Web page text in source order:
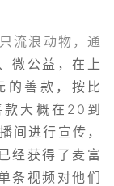
流浪动物，通
微公益，在上
的善款，按比
大概在20到
间进行宣传，
经获得了麦富
条视频对他们